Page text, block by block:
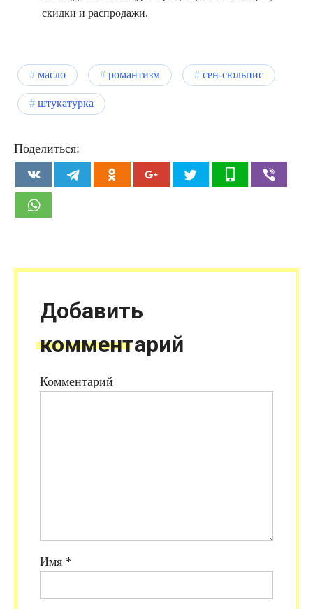
скидки и распродажи.
масло романтизм сен-сюльпис
штукатурка
Поделиться:
Добавить
комментарий
Комментарий
Имя *